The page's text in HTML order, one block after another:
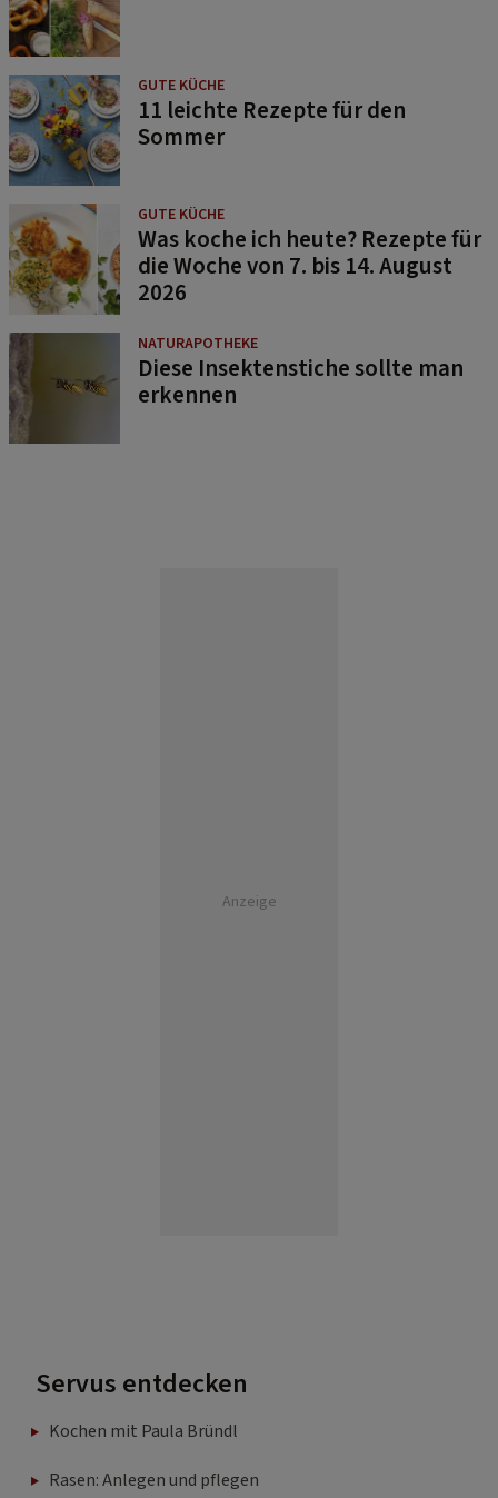
GUTE KÜCHE
11 leichte Rezepte für den
Sommer
GUTE KÜCHE
Was koche ich heute? Rezepte für
die Woche von 7. bis 14. August
2026
NATURAPOTHEKE
Diese Insektenstiche sollte man
erkennen
Anzeige
Servus entdecken
Kochen mit Paula Bründl
Rasen: Anlegen und pflegen